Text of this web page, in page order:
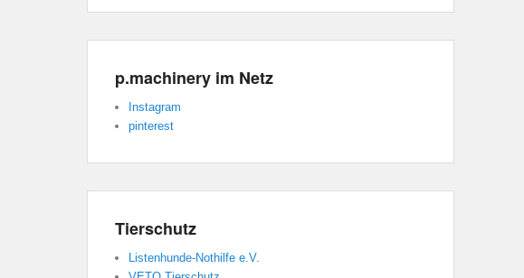
p.machinery im Netz
Instagram
pinterest
Tierschutz
Listenhunde-Nothilfe e.V.